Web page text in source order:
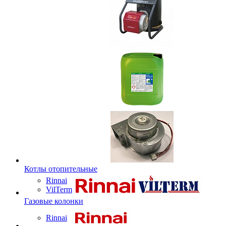
Котлы отопительные
Rinnai
VilTerm
Газовые колонки
Rinnai